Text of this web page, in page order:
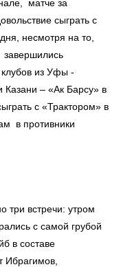
матче за
сыграть с
несмотря на то,
завершились
из Уфы -
– «Ак Барсу» в
с «Трактором» в
в противники
три встречи: утром
с самой грубой
в составе
Ибрагимов,